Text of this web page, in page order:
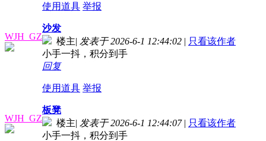
使用道具 举报
WJH_GZ
沙发
楼主| 发表于 2026-6-1 12:44:02 | 只看该作者
小手一抖，积分到手
回复
使用道具 举报
WJH_GZ
板凳
楼主| 发表于 2026-6-1 12:44:07 | 只看该作者
小手一抖，积分到手